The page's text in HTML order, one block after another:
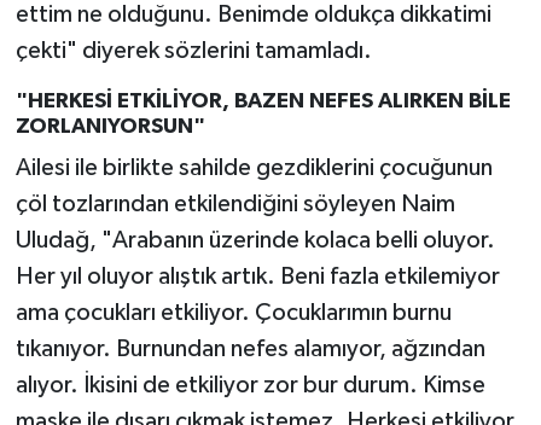
ettim ne olduğunu. Benimde oldukça dikkatimi
çekti" diyerek sözlerini tamamladı.
"HERKESİ ETKİLİYOR, BAZEN NEFES ALIRKEN BİLE
ZORLANIYORSUN"
Ailesi ile birlikte sahilde gezdiklerini çocuğunun
çöl tozlarından etkilendiğini söyleyen Naim
Uludağ, "Arabanın üzerinde kolaca belli oluyor.
Her yıl oluyor alıştık artık. Beni fazla etkilemiyor
ama çocukları etkiliyor. Çocuklarımın burnu
tıkanıyor. Burnundan nefes alamıyor, ağzından
alıyor. İkisini de etkiliyor zor bur durum. Kimse